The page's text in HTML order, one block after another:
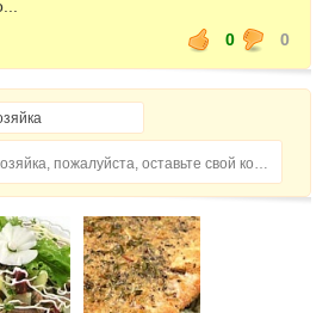
0
0
Домохозяйка, пожалуйста, оставьте свой комментарий...